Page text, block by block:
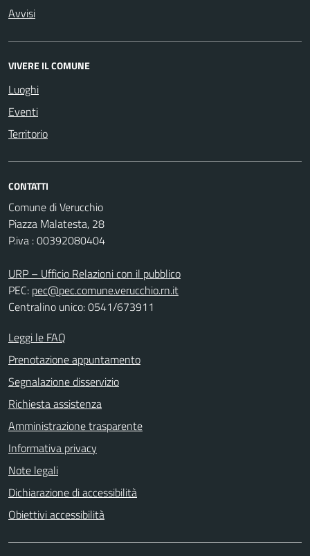
Avvisi
VIVERE IL COMUNE
Luoghi
Eventi
Territorio
CONTATTI
Comune di Verucchio
Piazza Malatesta, 28
P.iva : 00392080404
URP – Ufficio Relazioni con il pubblico
PEC: pec@pec.comune.verucchio.rn.it
Centralino unico: 0541/673911
Leggi le FAQ
Prenotazione appuntamento
Segnalazione disservizio
Richiesta assistenza
Amministrazione trasparente
Informativa privacy
Note legali
Dichiarazione di accessibilità
Obiettivi accessibilità